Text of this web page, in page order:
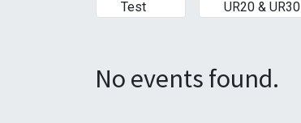
Test
UR20 & UR30
No events found.